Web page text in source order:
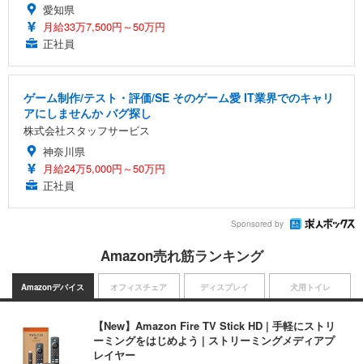
愛知県
月給33万7,500円～50万円
正社員
ゲーム制作/テスト・評価/SE そのゲーム愛 IT業界でのキャリ
アにしませんか バグ探し
株式会社スタッフサービス
神奈川県
月給24万5,000円～50万円
正社員
Sponsored by
Amazon売れ筋ランキング
Amazonデバイス
【New】Amazon Fire TV Stick HD | 手軽にストリ
ーミングをはじめよう | ストリーミングメディアプ
レイヤー
オフィスチェア ディスプレイ 犬用トイレ